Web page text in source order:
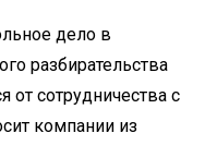
дело в
разбирательства
от сотрудничества с
компании из